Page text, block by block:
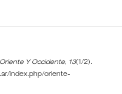
Oriente Y Occidente, 13(1/2).
index.php/oriente-